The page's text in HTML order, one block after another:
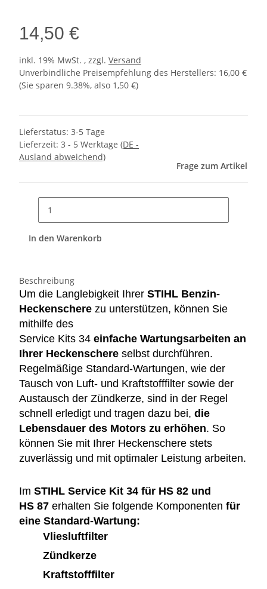
14,50 €
inkl. 19% MwSt. , zzgl. Versand
Unverbindliche Preisempfehlung des Herstellers: 16,00 €
(Sie sparen 9.38%, also 1,50 €)
Lieferstatus: 3-5 Tage
Lieferzeit: 3 - 5 Werktage (DE -
Ausland abweichend)
Frage zum Artikel
In den Warenkorb
Beschreibung
Um die Langlebigkeit Ihrer STIHL Benzin-
Heckenschere zu unterstützen, können Sie
mithilfe des
Service Kits 34 einfache Wartungsarbeiten an
Ihrer Heckenschere selbst durchführen.
Regelmäßige Standard-Wartungen, wie der
Tausch von Luft- und Kraftstofffilter sowie der
Austausch der Zündkerze, sind in der Regel
schnell erledigt und tragen dazu bei, die
Lebensdauer des Motors zu erhöhen. So
können Sie mit Ihrer Heckenschere stets
zuverlässig und mit optimaler Leistung arbeiten.
Im STIHL Service Kit 34 für HS 82 und
HS 87 erhalten Sie folgende Komponenten für
eine Standard-Wartung:
Vliesluftfilter
Zündkerze
Kraftstofffilter